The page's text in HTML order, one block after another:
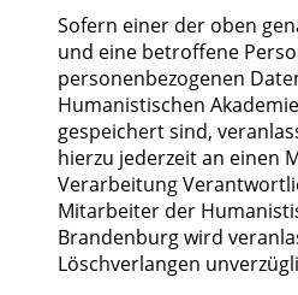
Sofern einer der oben
und eine betroffene
personenbezogenen
Humanistischen
gespeichert sind,
hierzu jederzeit an einen
Verarbeitung
Mitarbeiter der
Brandenburg wird
Löschverlangen